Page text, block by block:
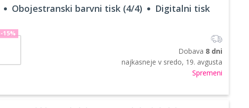
Obojestranski barvni tisk (4/4) Digitalni tisk
-15%
Dobava 8 dni
najkasneje v sredo, 19. avgusta
Spremeni